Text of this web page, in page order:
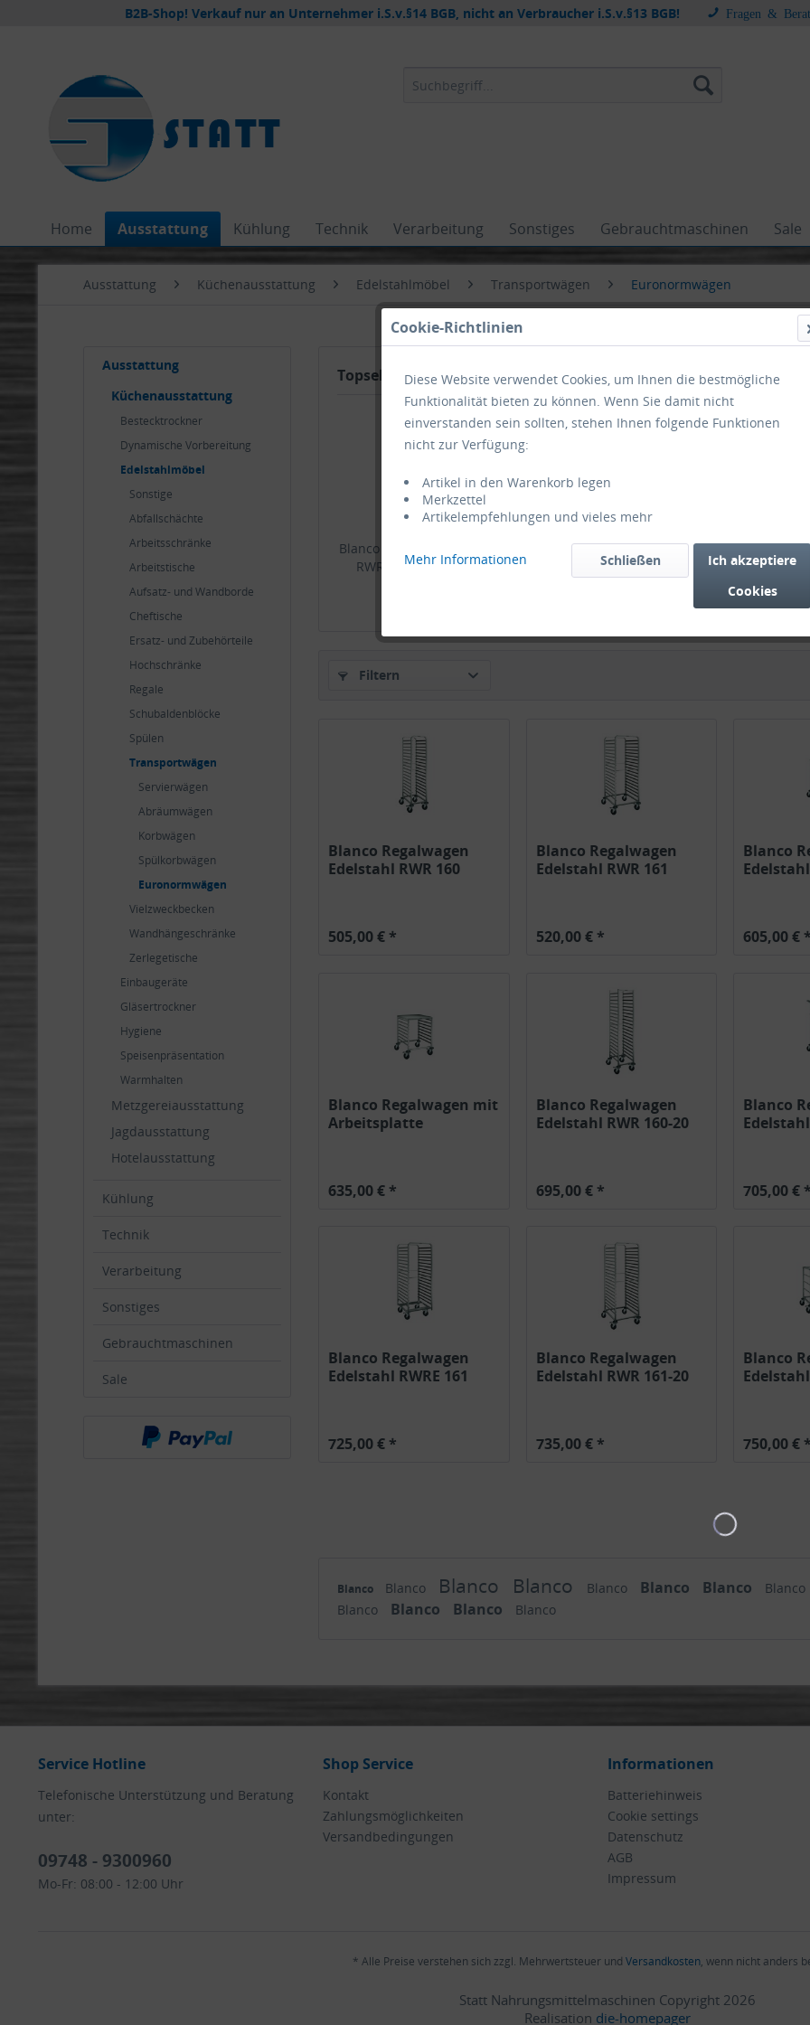
B2B-Shop! Verkauf nur an Unternehmer i.S.v.§14 BGB, nicht an Verbraucher i.S.v.§13 BGB! Fragen &
Home Ausstattung Kühlung Technik Verarbeitung Sonstiges Gebrauchtmaschinen Sale
Ausstattung Küchenausstattung Edelstahlmöbel Transportwägen Euronormwägen
Ausstattung
Küchenausstattung
Bestecktrockner
Dynamische Vorbereitung
Edelstahlmöbel
Sonstige
Abfallschächte
Arbeitsschränke
Arbeitstische
Aufsatz- und Wandborde
Cheftische
Ersatz- und Zubehörteile
Hochschränke
Regale
Schubaldenblöcke
Spülen
Transportwägen
Servierwägen
Abräumwägen
Korbwägen
Spülkorbwägen
Euronormwägen
Vielzweckbecken
Wandhängeschränke
Zerlegetische
Einbaugeräte
Gläsertrockner
Hygiene
Speisenpräsentation
Warmhalten
Metzgereiausstattung
Jagdausstattung
Hotelausstattung
Kühlung
Technik
Verarbeitung
Sonstiges
Gebrauchtmaschinen
Sale
Topseller
Blanco Regalwagen Edelstahl
RWR 2 8GN 1/1 Räder...
Blanco Regalwagen Edelstahl
RWR 3 12GN 1/1...
Blanco
RWR
Filtern
Blanco Regalwagen
Edelstahl RWR 160
505,00 € *
Blanco Regalwagen
Edelstahl RWR 161
520,00 € *
Blanco
Edelstahl
605,00 € *
Blanco Regalwagen mit
Arbeitsplatte
635,00 € *
Blanco Regalwagen
Edelstahl RWR 160-20
695,00 € *
Blanco
705,00 € *
Blanco Regalwagen
Edelstahl RWRE 161
725,00 € *
Blanco Regalwagen
Edelstahl RWR 161-20
735,00 € *
Blanco
Edelstahl
750,00 € *
Blanco Blanco Blanco Blanco Blanco Blanco Blanco Blanco
Blanco Blanco Blanco Blanco
Service Hotline
Telefonische Unterstützung und Beratung
unter:
09748 - 9300960
Mo-Fr: 08:00 - 12:00 Uhr
Shop Service
Kontakt
Zahlungsmöglichkeiten
Versandbedingungen
Informationen
Batteriehinweis
Cookie settings
Datenschutz
AGB
Impressum
* Alle Preise verstehen sich zzgl. Mehrwertsteuer und Versandkosten, wenn nicht anders
Statt Nahrungsmittelmaschinen Copyright 2026
Realisation die-homepager
Cookie-Richtlinien
Diese Website verwendet Cookies, um Ihnen die bestmögliche
Funktionalität bieten zu können. Wenn Sie damit nicht
einverstanden sein sollten, stehen Ihnen folgende Funktionen
nicht zur Verfügung:
Artikel in den Warenkorb legen
Merkzettel
Artikelempfehlungen und vieles mehr
Mehr Informationen
Ich akzeptiere
Cookies
Schließen